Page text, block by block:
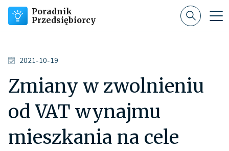
Poradnik
Przedsiębiorcy
2021-10-19
Zmiany w zwolnieniu
od VAT wynajmu
mieszkania na cele